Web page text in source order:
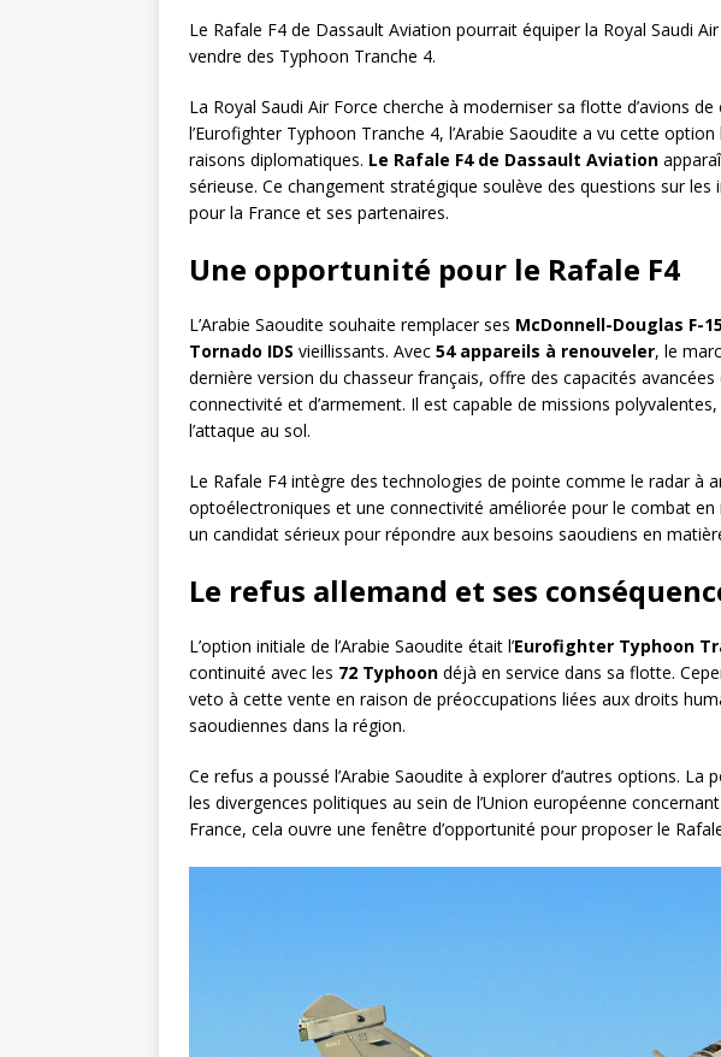
Le Rafale F4 de Dassault Aviation pourrait équiper la Royal Saudi
vendre des Typhoon Tranche 4.
La Royal Saudi Air Force cherche à moderniser sa flotte d’avions
l’Eurofighter Typhoon Tranche 4, l’Arabie Saoudite a vu cette
raisons diplomatiques. Le Rafale F4 de Dassault Aviation
sérieuse. Ce changement stratégique soulève des questions sur
pour la France et ses partenaires.
Une opportunité pour le Rafale F4
L’Arabie Saoudite souhaite remplacer ses McDonnell-Douglas F-
Tornado IDS vieillissants. Avec 54 appareils à renouveler, le
dernière version du chasseur français, offre des capacités
connectivité et d’armement. Il est capable de missions
l’attaque au sol.
Le Rafale F4 intègre des technologies de pointe comme le radar à
optoélectroniques et une connectivité améliorée pour le combat
un candidat sérieux pour répondre aux besoins saoudiens en
Le refus allemand et ses
L’option initiale de l’Arabie Saoudite était l’Eurofighter Typhoon
continuité avec les 72 Typhoon déjà en service dans sa flotte.
veto à cette vente en raison de préoccupations liées aux droits
saoudiennes dans la région.
Ce refus a poussé l’Arabie Saoudite à explorer d’autres options.
les divergences politiques au sein de l’Union européenne
France, cela ouvre une fenêtre d’opportunité pour proposer le